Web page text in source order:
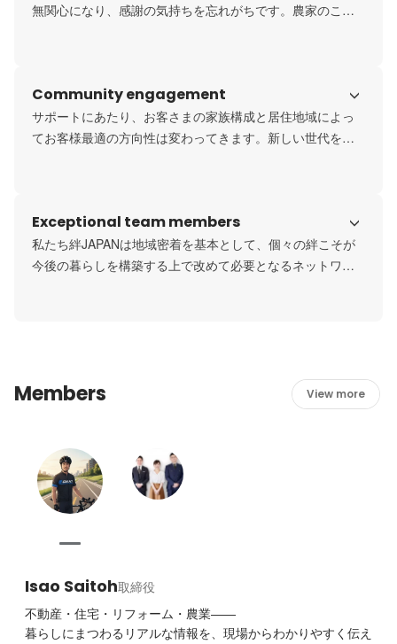
無関心になり、感謝の気持ちを忘れがちです。農家のこと
の知恵で巧みに便利を生み出していました。現代はコンビ
ニに行けば、他の誰かが作り出した商品で便利が溢れてい
ますが、百の役割ができるから百姓。「それは自分の仕事
Community engagement
サポートにあたり、お客さまの家族構成と居住地域によっ
てお客様最適の方向性は変わってきます。新しい世代を育
域となり、その地域がお客様にとって最適であるかという
視点から、該当の自治体が実施するサービスや周辺の施設
についても検証を行います。各地域のきずなびとが弊社の
Exceptional team members
私たち絆JAPANは地域密着を基本として、個々の絆こそが
今後の暮らしを構築する上で改めて必要となるネットワー
付き合いがほとんどです。私たちは地域にきずなびとを置
き、常にお客様の困ったに向き合える体制を整え、揺籠か
Members View more
Isao Saitoh取締役
不動産・住宅・リフォーム・農業――
暮らしにまつわるリアルな情報を、現場からわかりやすく伝え